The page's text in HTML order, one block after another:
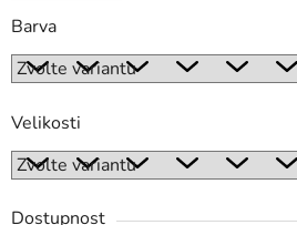
Barva
Velikosti
Dostupnost